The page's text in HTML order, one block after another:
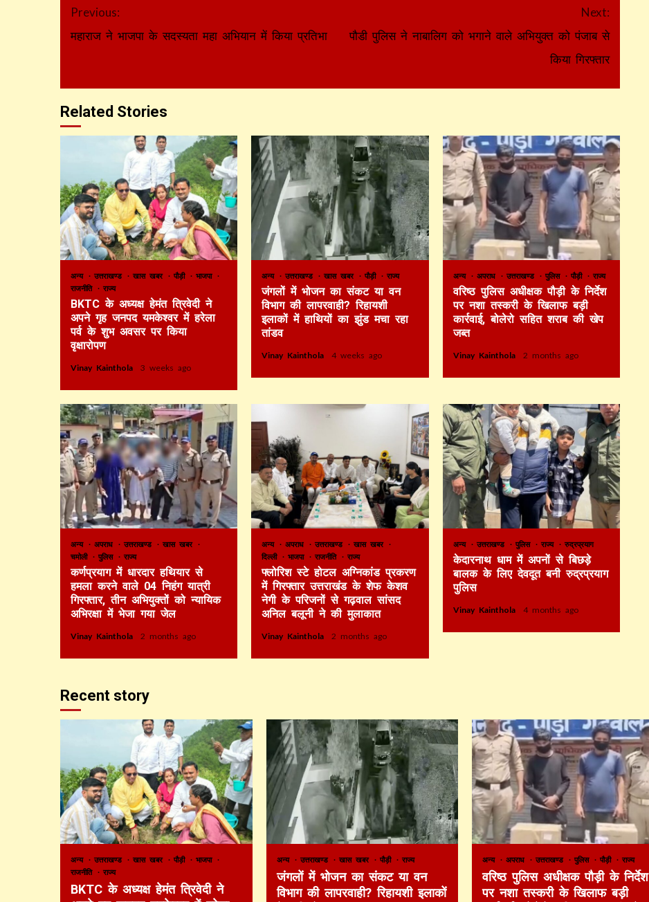
Continue
Reading
Previous:
महाराज ने भाजपा के सदस्यता महा अभियान में किया प्रतिभा
Next:
पौडी पुलिस ने नाबालिग को भगाने वाले अभियुक्त को पंजाब से
किया गिरफ्तार
Related Stories
अन्य उत्तराखण्ड खास खबर पौड़ी
भाजपा
राजनीति
राज्य
BKTC के अध्यक्ष हेमंत त्रिवेदी ने
अपने गृह जनपद यमकेश्वर में हरेला
पर्व के शुभ अवसर पर किया
वृक्षारोपण
Vinay Kainthola 3 weeks ago
अन्य उत्तराखण्ड खास खबर पौड़ी राज्य
जंगलों में भोजन का संकट या वन
विभाग की लापरवाही? रिहायशी
इलाकों में हाथियों का झुंड मचा रहा
तांडव
Vinay Kainthola 4 weeks ago
अन्य अपराध उत्तराखण्ड पुलिस पौड़ी राज्य
वरिष्ठ पुलिस अधीक्षक पौड़ी के निर्देश
पर नशा तस्करी के खिलाफ बड़ी
कार्रवाई, बोलेरो सहित शराब की खेप
जब्त
Vinay Kainthola 2 months ago
अन्य अपराध उत्तराखण्ड
खास खबर
चमोली
पुलिस राज्य
कर्णप्रयाग में धारदार हथियार से
हमला करने वाले 04 निहंग यात्री
गिरफ्तार, तीन अभियुक्तों को न्यायिक
अभिरक्षा में भेजा गया जेल
Vinay Kainthola 2 months ago
अन्य अपराध उत्तराखण्ड
खास खबर
दिल्ली
भाजपा राजनीति राज्य
फ्लोरिश स्टे होटल अग्निकांड प्रकरण
में गिरफ्तार उत्तराखंड के शेफ केशव
नेगी के परिजनों से गढ़वाल सांसद
अनिल बलूनी ने की मुलाकात
Vinay Kainthola 2 months ago
अन्य उत्तराखण्ड पुलिस राज्य रुद्रप्रयाग
केदारनाथ धाम में अपनों से बिछड़े
बालक के लिए देवदूत बनी रुद्रप्रयाग
पुलिस
Vinay Kainthola 4 months ago
Recent story
अन्य उत्तराखण्ड खास खबर पौड़ी
भाजपा
राजनीति
राज्य
BKTC के अध्यक्ष हेमंत त्रिवेदी ने
अन्य उत्तराखण्ड खास खबर पौड़ी राज्य
जंगलों में भोजन का संकट या वन
विभाग की लापरवाही? रिहायशी इलाकों
अन्य अपराध उत्तराखण्ड पुलिस पौड़ी राज्य
वरिष्ठ पुलिस अधीक्षक पौड़ी के निर्देश
पर नशा तस्करी के खिलाफ बड़ी